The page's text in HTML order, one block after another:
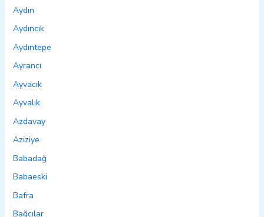
Aydın
Aydıncık
Aydıntepe
Ayrancı
Ayvacık
Ayvalık
Azdavay
Aziziye
Babadağ
Babaeski
Bafra
Bağcılar